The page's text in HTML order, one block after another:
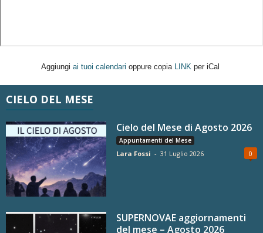
Aggiungi ai tuoi calendari oppure copia LINK per iCal
CIELO DEL MESE
Cielo del Mese di Agosto 2026
Appuntamenti del Mese
Lara Fossi - 31 Luglio 2026 0
SUPERNOVAE aggiornamenti
del mese – Agosto 2026